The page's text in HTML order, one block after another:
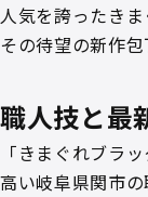
人気を誇ったき
その待望の新作包
職人技と最
「きまぐれブラ
高い岐阜県関市